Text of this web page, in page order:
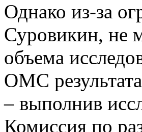
Однако из-за
Суровикин, не
объема
ОМС
– выполнив
Комиссия по